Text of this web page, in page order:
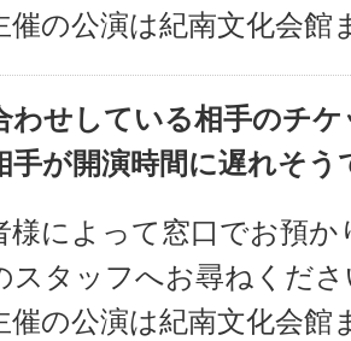
催の公演は紀南文化会
わせしている相手のチ
手が開演時間に遅れそう
様によって窓口でお預
スタッフへお尋ねくださ
催の公演は紀南文化会